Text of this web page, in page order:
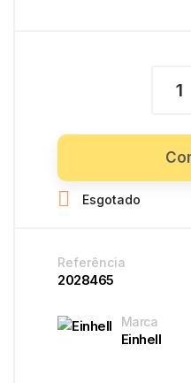
 Esgotado
Referência
2028465
Marca
Einhell